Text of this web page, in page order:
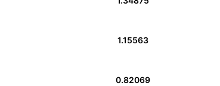
1.15563
0.82069